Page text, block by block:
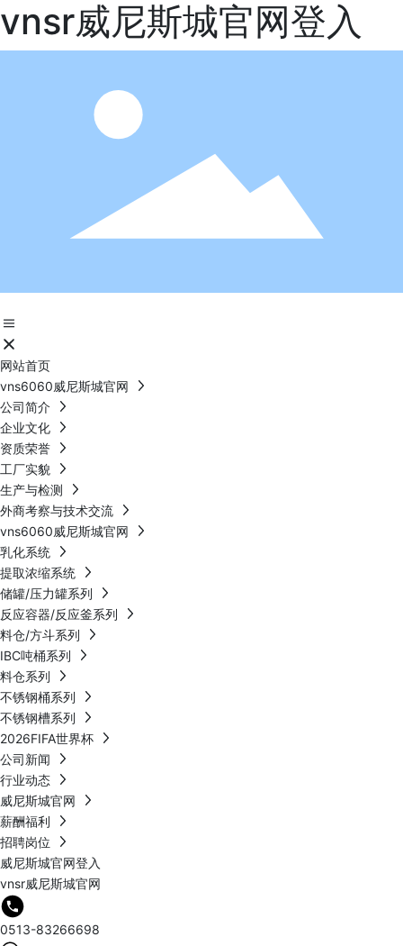
vnsr威尼斯城官网登入
网站首页
vns6060威尼斯城官网
公司简介
企业文化
资质荣誉
工厂实貌
生产与检测
外商考察与技术交流
vns6060威尼斯城官网
乳化系统
提取浓缩系统
储罐/压力罐系列
反应容器/反应釜系列
料仓/方斗系列
IBC吨桶系列
料仓系列
不锈钢桶系列
不锈钢槽系列
2026FIFA世界杯
公司新闻
行业动态
威尼斯城官网
薪酬福利
招聘岗位
威尼斯城官网登入
vnsr威尼斯城官网
0513-83266698